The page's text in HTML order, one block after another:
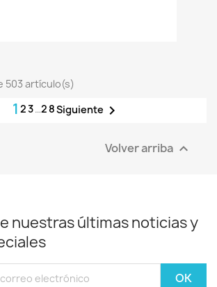
503 artículo(s)
1 23…28Siguiente 
Volver arriba 
nuestras últimas noticias y